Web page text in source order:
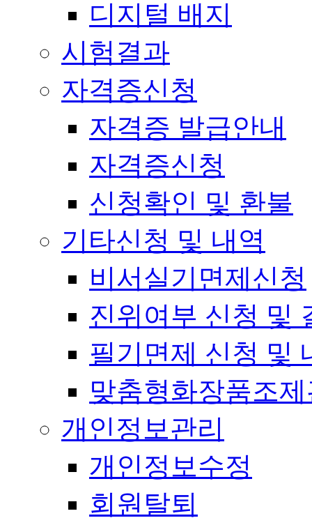
디지털 배지
시험결과
자격증신청
자격증 발급안내
자격증신청
신청확인 및 환불
기타신청 및 내역
비서실기면제신청
진위여부 신청 및
필기면제 신청 및
맞춤형화장품조
개인정보관리
개인정보수정
회원탈퇴